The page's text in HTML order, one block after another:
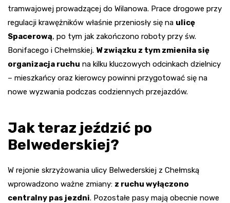
tramwajowej prowadzącej do Wilanowa. Prace drogowe przy
regulacji krawężników właśnie przeniosły się na ulicę
Spacerową, po tym jak zakończono roboty przy św.
Bonifacego i Chełmskiej. W związku z tym zmieniła się
organizacja ruchu na kilku kluczowych odcinkach dzielnicy
– mieszkańcy oraz kierowcy powinni przygotować się na
nowe wyzwania podczas codziennych przejazdów.
Jak teraz jeździć po
Belwederskiej?
W rejonie skrzyżowania ulicy Belwederskiej z Chełmską
wprowadzono ważne zmiany: z ruchu wyłączono
centralny pas jezdni. Pozostałe pasy mają obecnie nowe